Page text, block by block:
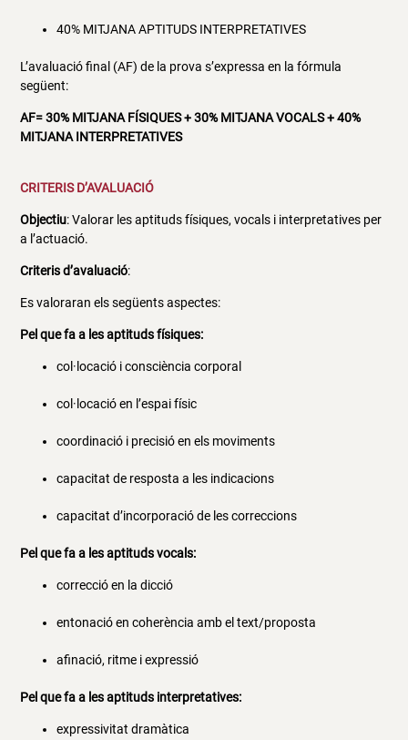
40% MITJANA APTITUDS INTERPRETATIVES
L’avaluació final (AF) de la prova s’expressa en la fórmula
següent:
AF= 30% MITJANA FÍSIQUES + 30% MITJANA VOCALS + 40%
MITJANA INTERPRETATIVES
CRITERIS D’AVALUACIÓ
Objectiu: Valorar les aptituds físiques, vocals i interpretatives per
a l’actuació.
Criteris d’avaluació:
Es valoraran els següents aspectes:
Pel que fa a les aptituds físiques:
col·locació i consciència corporal
col·locació en l’espai físic
coordinació i precisió en els moviments
capacitat de resposta a les indicacions
capacitat d’incorporació de les correccions
Pel que fa a les aptituds vocals:
correcció en la dicció
entonació en coherència amb el text/proposta
afinació, ritme i expressió
Pel que fa a les aptituds interpretatives:
expressivitat dramàtica